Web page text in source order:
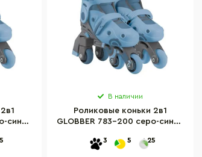
синие
В наличии
Роликовые коньки 2в1
GLOBBER 783-200 серо-синие
3 5 25